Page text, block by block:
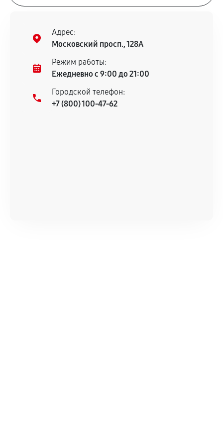
Адрес:
Московский просп., 128А
Режим работы:
Ежедневно с 9:00 до 21:00
Городской телефон:
+7 (800) 100-47-62